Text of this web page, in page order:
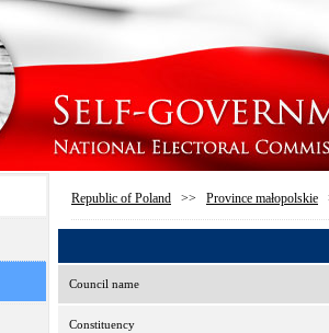
Republic of Poland >> Province małopolskie
Council name
Constituency